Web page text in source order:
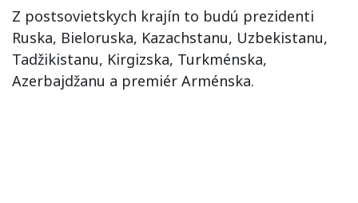
Z postsovietskych krajín to budú prezidenti
Ruska, Bieloruska, Kazachstanu, Uzbekistanu,
Tadžikistanu, Kirgizska, Turkménska,
Azerbajdžanu a premiér Arménska.